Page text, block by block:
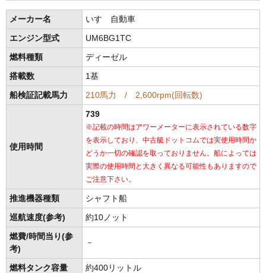
メーカー名 いすゞ自動車
エンジン型式 UM6BG1TC
燃料種類 ディーゼル
搭載数 1基
船検証記載馬力 210馬力 / 2,600rpm(回転数)
使用時間
739
※記載の時間はアワーメーターに表示されている数字
を表示しており、中古艇ドットコムでは実使用時間か
どうか一切の確認を取っておりません。船によっては
実際の使用時間と大きく異なる可能性もありますので
ご注意下さい。
推進機器種類 シャフト船
巡航速度(参考) 約10ノット
燃費/時間当り(参
考)
－
燃料タンク容量 約400リットル